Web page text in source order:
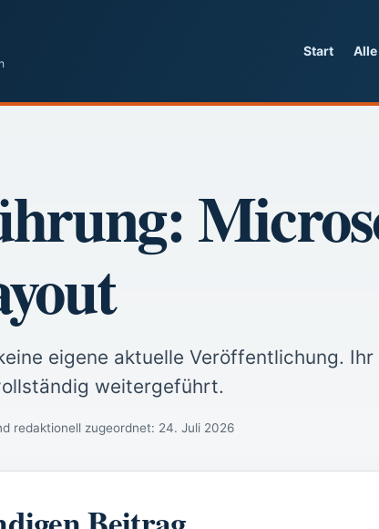
Start Alle
eigene aktuelle Veröffentlichung.
weitergeführt.
redaktionell zugeordnet: 24. Juli 2026